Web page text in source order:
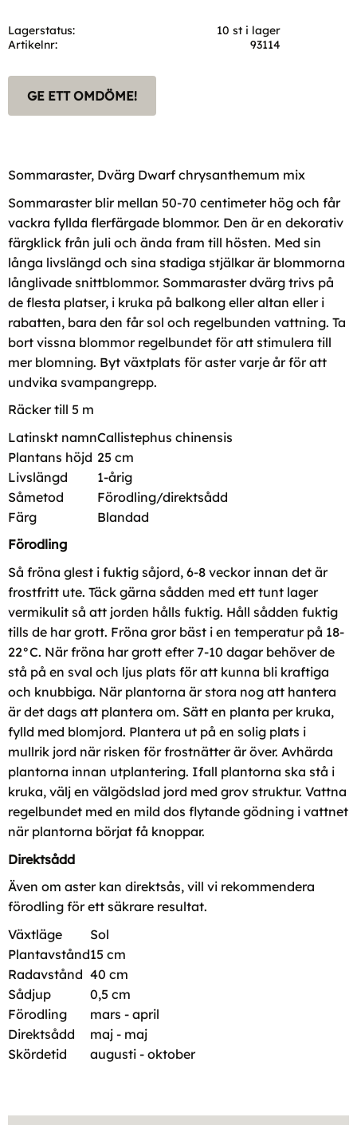
Lagerstatus
10 st i lager
Artikelnr
93114
GE ETT OMDÖME!
Sommaraster, Dvärg Dwarf chrysanthemum mix
Sommaraster blir mellan 50-70 centimeter hög och får
vackra fyllda flerfärgade blommor. Den är en dekorativ
färgklick från juli och ända fram till hösten. Med sin
långa livslängd och sina stadiga stjälkar är blommorna
långlivade snittblommor. Sommaraster dvärg trivs på
de flesta platser, i kruka på balkong eller altan eller i
rabatten, bara den får sol och regelbunden vattning. Ta
bort vissna blommor regelbundet för att stimulera till
mer blomning. Byt växtplats för aster varje år för att
undvika svampangrepp.
Räcker till 5 m
Latinskt namnCallistephus chinensis
Plantans höjd 25 cm
Livslängd
1-årig
Såmetod
Förodling/direktsådd
Färg
Blandad
Förodling
Så fröna glest i fuktig såjord, 6-8 veckor innan det är
frostfritt ute. Täck gärna sådden med ett tunt lager
vermikulit så att jorden hålls fuktig. Håll sådden fuktig
tills de har grott. Fröna gror bäst i en temperatur på 18-
22°C. När fröna har grott efter 7-10 dagar behöver de
stå på en sval och ljus plats för att kunna bli kraftiga
och knubbiga. När plantorna är stora nog att hantera
är det dags att plantera om. Sätt en planta per kruka,
fylld med blomjord. Plantera ut på en solig plats i
mullrik jord när risken för frostnätter är över. Avhärda
plantorna innan utplantering. Ifall plantorna ska stå i
kruka, välj en välgödslad jord med grov struktur. Vattna
regelbundet med en mild dos flytande gödning i vattnet
när plantorna börjat få knoppar.
Direktsådd
Även om aster kan direktsås, vill vi rekommendera
förodling för ett säkrare resultat.
Växtläge
Sol
Plantavstånd15 cm
Radavstånd 40 cm
Sådjup
0,5 cm
Förodling
mars - april
Direktsådd
maj - maj
Skördetid
augusti - oktober